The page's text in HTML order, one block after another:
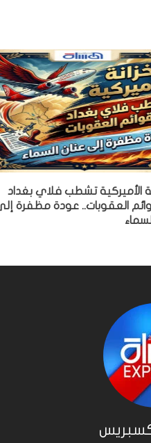
الأميركية تشطب فلاي بغداد
العقوبات.. عودة مظفرة